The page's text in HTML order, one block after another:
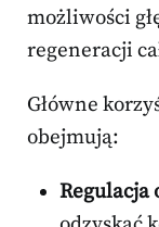
możliwości
regeneracji
Główne
obejmują:
Regulacja